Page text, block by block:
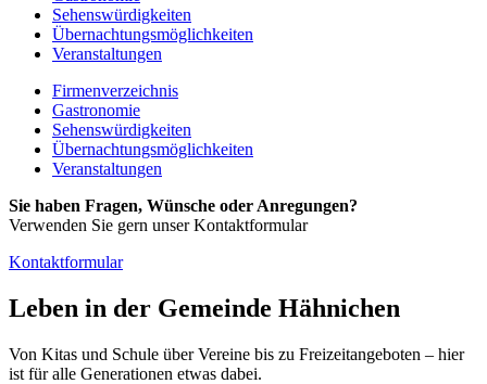
Sehenswürdigkeiten
Übernachtungsmöglichkeiten
Veranstaltungen
Firmenverzeichnis
Gastronomie
Sehenswürdigkeiten
Übernachtungsmöglichkeiten
Veranstaltungen
Sie haben Fragen, Wünsche oder Anregungen?
Verwenden Sie gern unser Kontaktformular
Kontaktformular
Leben in der Gemeinde Hähnichen
Von Kitas und Schule über Vereine bis zu Freizeitangeboten – hier
ist für alle Generationen etwas dabei.